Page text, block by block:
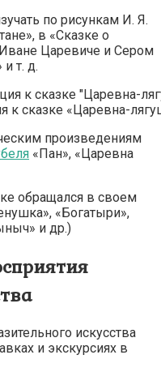
по рисункам И. Я.
в «Сказке о
Царевиче и Сером
и т. д.
к сказке «Царевна-
произведениям
«Пан», «Царевна
обращался в своем
«Богатыри»,
и др.)
искусства
и экскурсиях в